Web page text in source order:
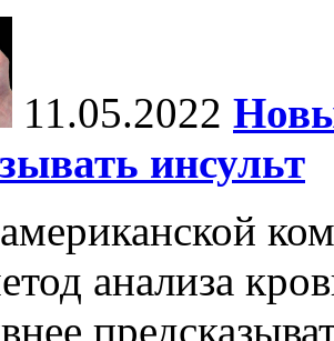
11.05.2022
инсульт
анализа